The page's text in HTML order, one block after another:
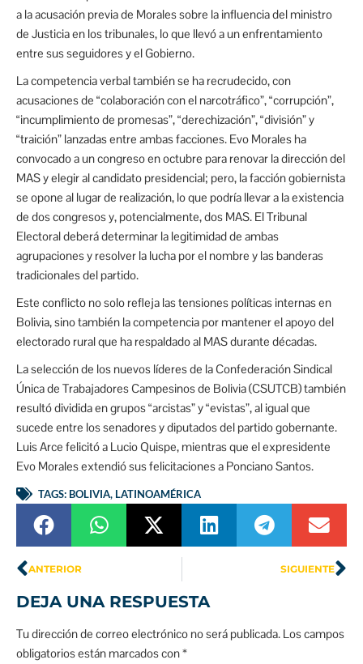
a la acusación previa de Morales sobre la influencia del ministro
de Justicia en los tribunales, lo que llevó a un enfrentamiento
entre sus seguidores y el Gobierno.
La competencia verbal también se ha recrudecido, con
acusaciones de “colaboración con el narcotráfico”, “corrupción”,
“incumplimiento de promesas”, “derechización”, “división” y
“traición” lanzadas entre ambas facciones. Evo Morales ha
convocado a un congreso en octubre para renovar la dirección del
MAS y elegir al candidato presidencial; pero, la facción gobiernista
se opone al lugar de realización, lo que podría llevar a la existencia
de dos congresos y, potencialmente, dos MAS. El Tribunal
Electoral deberá determinar la legitimidad de ambas
agrupaciones y resolver la lucha por el nombre y las banderas
tradicionales del partido.
Este conflicto no solo refleja las tensiones políticas internas en
Bolivia, sino también la competencia por mantener el apoyo del
electorado rural que ha respaldado al MAS durante décadas.
La selección de los nuevos líderes de la Confederación Sindical
Única de Trabajadores Campesinos de Bolivia (CSUTCB) también
resultó dividida en grupos “arcistas” y “evistas”, al igual que
sucede entre los senadores y diputados del partido gobernante.
Luis Arce felicitó a Lucio Quispe, mientras que el expresidente
Evo Morales extendió sus felicitaciones a Ponciano Santos.
TAGS: BOLIVIA, LATINOAMÉRICA
ANTERIOR SIGUIENTE
DEJA UNA RESPUESTA
Tu dirección de correo electrónico no será publicada. Los campos
obligatorios están marcados con*